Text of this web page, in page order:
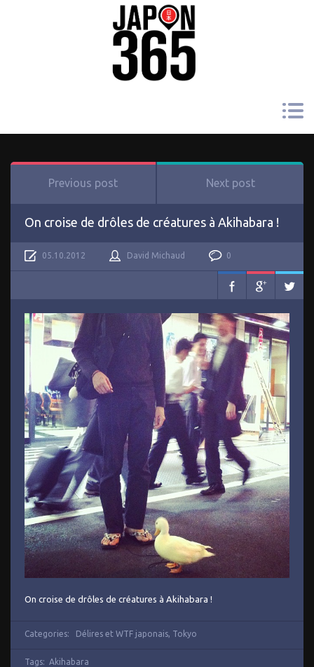
Previous post Next post
On croise de drôles de créatures à Akihabara !
05.10.2012 David Michaud 0
On croise de drôles de créatures à Akihabara !
Categories: Délires et WTF japonais, Tokyo
Tags: Akihabara